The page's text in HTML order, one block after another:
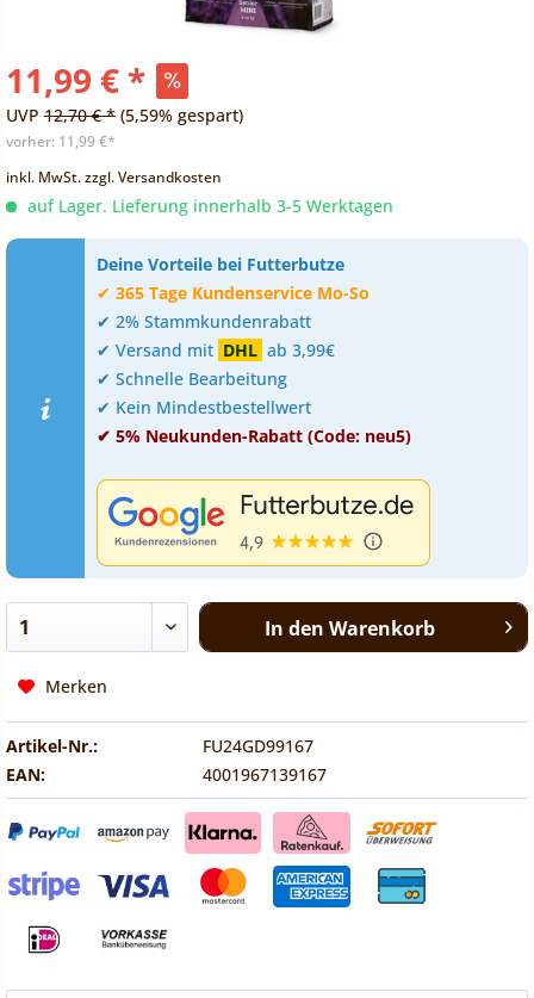
11,99 € *
UVP 12,70 € * (5,59% gespart)
vorher: 11,99 €*
inkl. MwSt.zzgl. Versandkosten
auf Lager. Lieferung innerhalb 3-5 Werktagen
Deine Vorteile bei Futterbutze
✔ 365 Tage Kundenservice Mo-So
✔ 2% Stammkundenrabatt
✔ Versand mit DHL ab 3,99€
✔ Schnelle Bearbeitung
✔ Kein Mindestbestellwert
✔ 5% Neukunden-Rabatt (Code: neu5)
In den Warenkorb
Merken
Artikel-Nr.:
FU24GD99167
EAN:
4001967139167